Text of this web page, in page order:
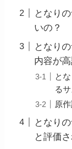
となり
いの？
となり
内容が高
と
る
原
となり
と評価